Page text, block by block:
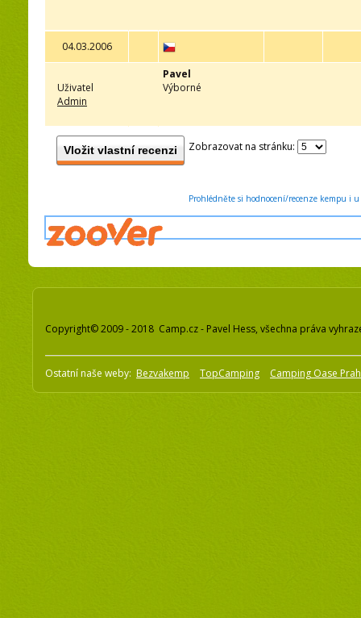
04.03.2006
Uživatel
Admin
Pavel
Výborné
Vložit vlastní recenzi Zobrazovat na stránku:
Prohlédněte si hodnocení/recenze kempu i
Copyright© 2009 - 2018 Camp.cz - Pavel Hess, všechna práva
Ostatní naše weby: Bezvakemp TopCamping Camping Oase